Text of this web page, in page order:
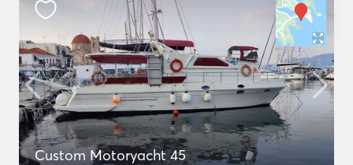
Custom Motoryacht 45